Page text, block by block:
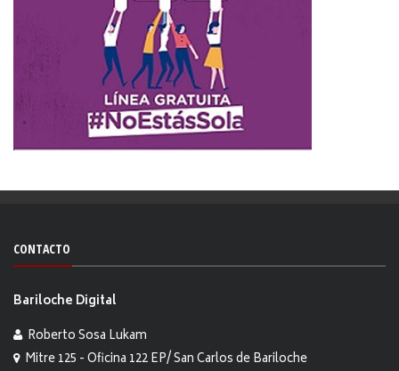
CONTACTO
Bariloche Digital
Roberto Sosa Lukam
Mitre 125 - Oficina 122 EP/ San Carlos de Bariloche